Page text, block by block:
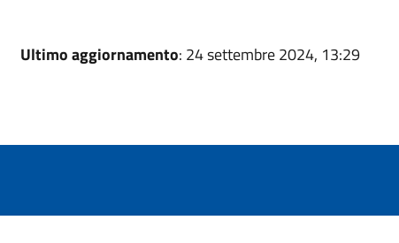
Ultimo aggiornamento: 24 settembre 2024, 13:29